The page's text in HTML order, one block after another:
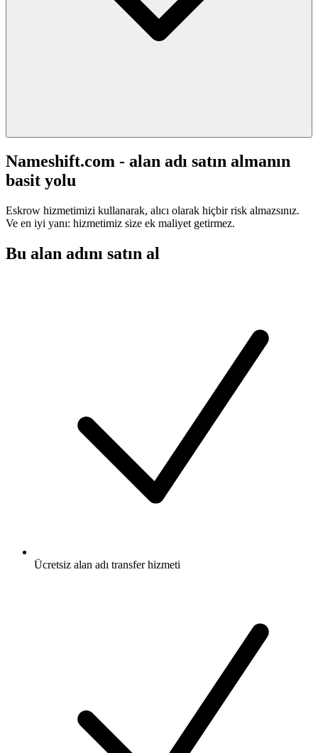
Nameshift.com - alan adı satın almanın
basit yolu
Eskrow hizmetimizi kullanarak, alıcı olarak hiçbir risk almazsınız.
Ve en iyi yanı: hizmetimiz size ek maliyet getirmez.
Bu alan adını satın al
Ücretsiz alan adı transfer hizmeti